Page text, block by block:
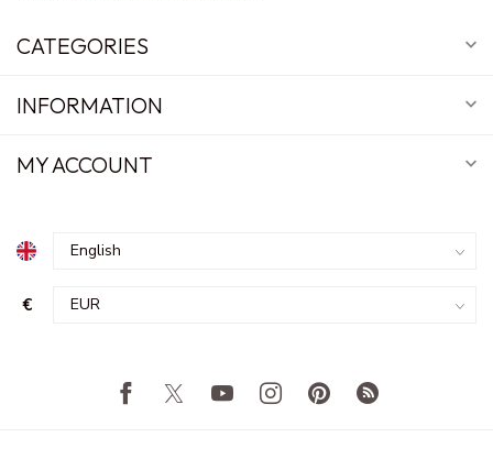
CATEGORIES
INFORMATION
MY ACCOUNT
€